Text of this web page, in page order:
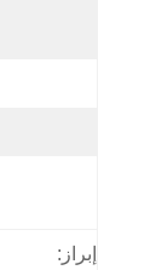
إبراز: